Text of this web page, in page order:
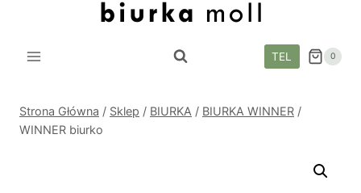
treści
TEL 0
Strona Główna / Sklep / BIURKA / BIURKA WINNER /
WINNER biurko